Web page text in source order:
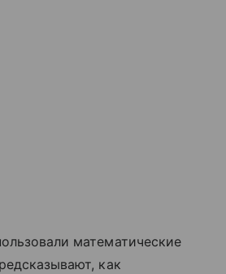
математические
как